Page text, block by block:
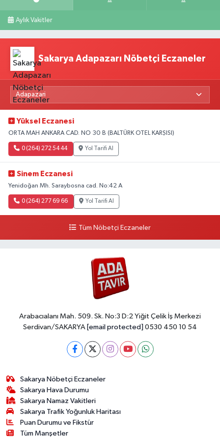
Aylık Vakitler
Sakarya Adapazarı Nöbetçi Eczaneler
Yüksel Eczanesi
ORTA MAH ANKARA CAD. NO 30 B (BALTÜRK OTEL KARŞISI)
0 (264) 272 54 44 Yol Tarifi Al
Sinem Eczanesi
Yenidoğan Mh. Saraybosna cad. No:42 A
0 (264) 277 69 66 Yol Tarifi Al
Tüm Nöbetçi Eczaneler
Arabacıalanı Mah. 509. Sk. No:3 D:2 Yiğit Çelik İş Merkezi
Serdivan/SAKARYA [email protected] 0530 450 10 54
Sakarya Nöbetçi Eczaneler
Sakarya Hava Durumu
Sakarya Namaz Vakitleri
Sakarya Trafik Yoğunluk Haritası
Puan Durumu ve Fikstür
Tüm Manşetler